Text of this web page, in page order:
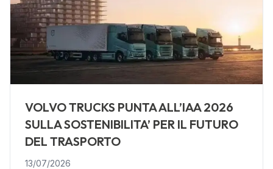
VOLVO TRUCKS PUNTA ALL’IAA 2026
SULLA SOSTENIBILITA’ PER IL FUTURO
DEL TRASPORTO
13/07/2026